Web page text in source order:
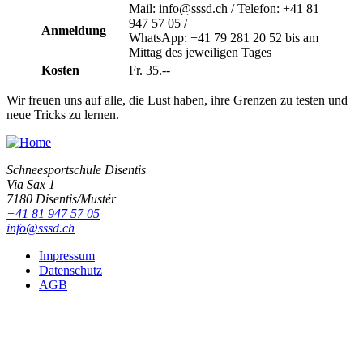
Anmeldung
Mail: info@sssd.ch / Telefon: +41 81
947 57 05 /
WhatsApp: +41 79 281 20 52 bis am
Mittag des jeweiligen Tages
Kosten
Fr. 35.--
Wir freuen uns auf alle, die Lust haben, ihre Grenzen zu testen und
neue Tricks zu lernen.
Schneesportschule Disentis
Via Sax 1
7180 Disentis/Mustér
+41 81 947 57 05
info@sssd.ch
Impressum
Datenschutz
AGB